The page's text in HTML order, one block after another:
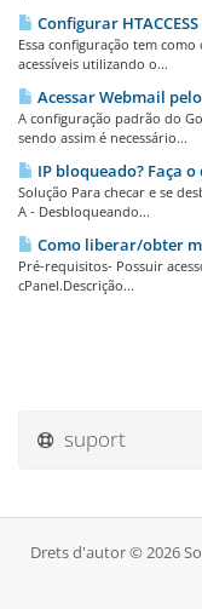
Configurar
Essa configuração tem
acessíveis utilizando o...
Acessar Webmail
A configuração padrão do
sendo assim é necessário...
IP bloqueado? Faça
Solução Para checar e se
A - Desbloqueando...
Como liberar/obter
Pré-requisitos- Possuir
cPanel.Descrição...
suport
Drets d'autor © 2026